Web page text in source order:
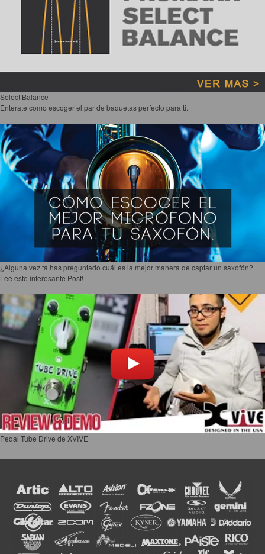
Select Balance
Enterate como escoger el par de baquetas perfecto para ti.
¿Alguna vez ta has preguntado cuál es la mejor manera de captar un saxofón?
Lee este interesante Post!
Pedal Tube Drive de XVIVE